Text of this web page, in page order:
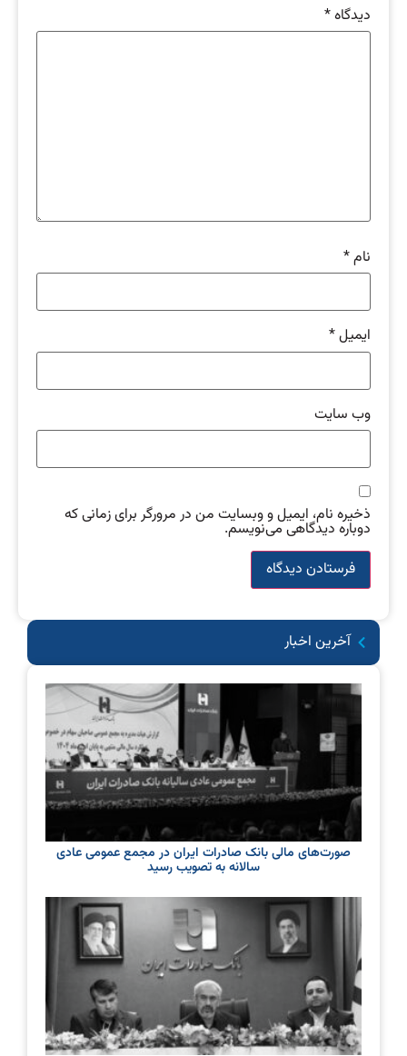
دیدگاه*
نام*
ایمیل*
وب‌ سایت
ذخیره نام، ایمیل و وبسایت من در مرورگر برای زمانی که
دوباره دیدگاهی می‌نویسم.
آخرین اخبار
صورت‌های مالی بانک صادرات ایران در مجمع عمومی عادی
سالانه به تصویب رسید